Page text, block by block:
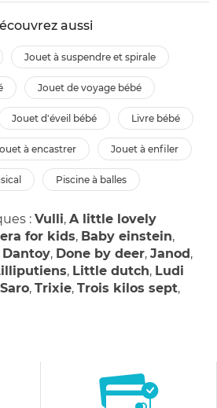
aussi
jouet à suspendre et spirale
jouet de voyage bébé
jouet d'éveil bébé livre bébé
jouet à encastrer jouet à enfiler
piscine à balles
: Vulli, A little lovely
for kids, Baby einstein,
Dantoy, Done by deer, Janod,
, Little dutch, Ludi
Saro, Trixie, Trois kilos sept,